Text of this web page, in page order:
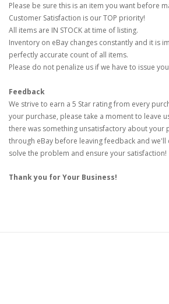
Please be sure this is an item you want before
Customer Satisfaction is our TOP priority!
All items are IN STOCK at time of listing.
Inventory on eBay changes constantly and it is
perfectly accurate count of all items.
Please do not penalize us if we have to issue
Feedback
We strive to earn a 5 Star rating from every
your purchase, please take a moment to leave
there was something unsatisfactory about your
through eBay before leaving feedback and we'll
solve the problem and ensure your satisfaction!
Thank you for Your Business!